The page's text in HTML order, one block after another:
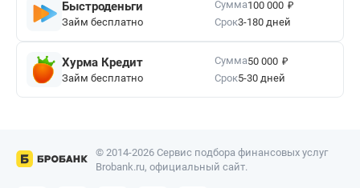
Быстроденьги
Займ бесплатно
Сумма100 000 ₽
Срок3-180 дней
Хурма Кредит
Займ бесплатно
Сумма50 000 ₽
Срок5-30 дней
© 2014-2026 Сервис подбора финансовых услуг
Brobank.ru, официальный сайт.